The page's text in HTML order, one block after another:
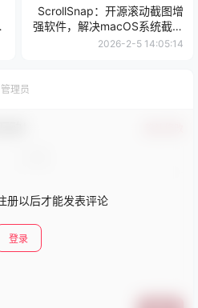
ScrollSnap：开源滚动截图增
强软件，解决macOS系统截图
不能滚动长截图的问题
2026-2-5 14:05:14
管理员
册以后才能发表评论
登录